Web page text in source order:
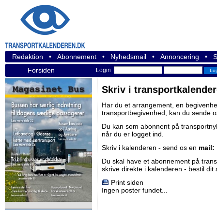
Redaktion • Abonnement • Nyhedsmail • Annoncering •
Forsiden
Login
Skriv i
Har du et arrangement, en
transportbegivenhed, kan du sende
Du kan som abonnent på
når du er logget ind.
Skriv i kalenderen - send os en mail:
Du skal have et abonnement på
skrive direkte i kalenderen - bestil dit
Print siden
Ingen poster fundet...